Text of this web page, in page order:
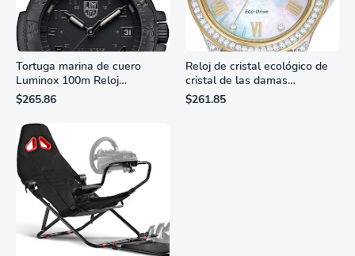
Tortuga marina de cuero
Luminox 100m Reloj
analógico de cuarzo
resistente al agua
$265.86
Reloj de cristal ecológico de
cristal de las damas
ciudadanas, 3 manos,
marcadores de números
$261.85